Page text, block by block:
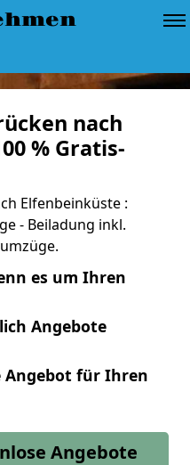
nach
% Gratis-
Elfenbeinküste :
- Beiladung inkl.
es um Ihren
Angebote
Angebot für Ihren
Angebote